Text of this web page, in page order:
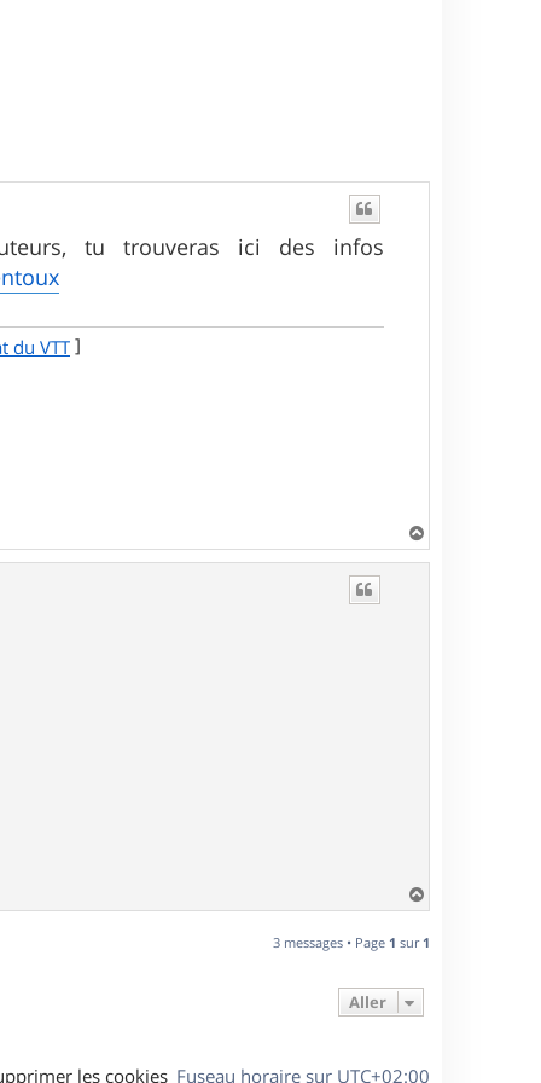
tu trouveras ici des infos
du VTT ]
a
a
t
3 messages • Page 1 sur 1
Aller
Fuseau horaire sur UTC+02:00
les cookies